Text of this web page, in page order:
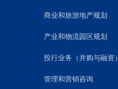
商业和旅游地产规划
产业和物流园区规划
投行业务（并购与融资）
管理和营销咨询